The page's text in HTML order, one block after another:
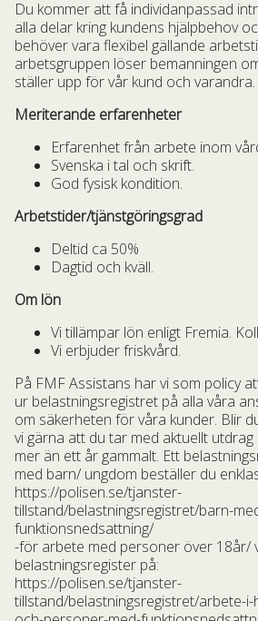
Du kommer att få individanpassad
alla delar kring kundens hjälpbehov
behöver vara flexibel gällande
arbetsgruppen löser bemanningen
ställer upp för vår kund och varandra.
Meriterande erfarenheter
Erfarenhet från arbete inom
Svenska i tal och skrift.
God fysisk kondition.
Arbetstider/tjänstgöringsgrad
Deltid ca 50%
Dagtid och kväll.
Om lön
Vi tillämpar lön enligt Fremia.
Vi erbjuder friskvård.
På FMF Assistans har vi som policy
ur belastningsregistret på alla våra
om säkerheten för våra kunder. Blir
vi gärna att du tar med aktuellt
mer än ett år gammalt. Ett
med barn/ ungdom beställer du
https://polisen.se/tjanster-
tillstand/belastningsregistret/barn-
funktionsnedsattning/
-för arbete med personer över 18år/
belastningsregister på:
https://polisen.se/tjanster-
tillstand/belastningsregistret/arbete-